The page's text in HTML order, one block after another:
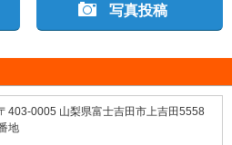
写真投稿
403-0005 山梨県富士吉田市上吉田5558
地